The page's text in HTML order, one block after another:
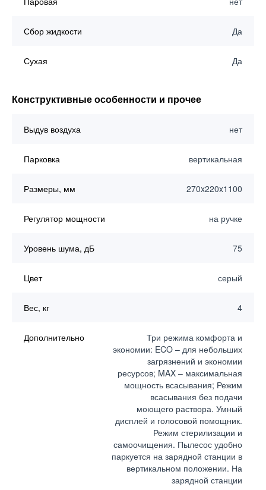
Сбор жидкости Да
Сухая Да
Конструктивные особенности и прочее
Выдув воздуха нет
Парковка вертикальная
Размеры, мм 270x220x1100
Регулятор мощности на ручке
Уровень шума, дБ 75
Цвет серый
Вес, кг 4
Дополнительно
Три режима комфорта и
экономии: ECO – для небольших
загрязнений и экономии
ресурсов; MAX – максимальная
мощность всасывания; Режим
всасывания без подачи
моющего раствора. Умный
дисплей и голосовой помощник.
Режим стерилизации и
самоочищения. Пылесос удобно
паркуется на зарядной станции в
вертикальном положении. На
зарядной станции